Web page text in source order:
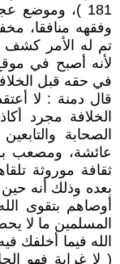
181 )،
وفقهه منافقا،
تم له الأمر كشف
لأنه أصبح في
في حقه قبل
قال دمنة : لا
الخلافة مجرد
الصحابة
عائشة، ومصعب
ثقافة موروثة
بعده وذلك أنه
أوصاهم بتقوى
المسلمين ما لا
الله فيما أخلفك
( لا غرابة فهو